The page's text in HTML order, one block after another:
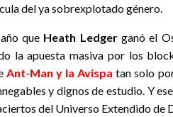
del ya sobrexplotado género.
que Heath Ledgerganó el
la apuesta masiva por los
Ant-Man y la Avispa tan solo
y dignos de estudio. Y
del Universo Extendido de